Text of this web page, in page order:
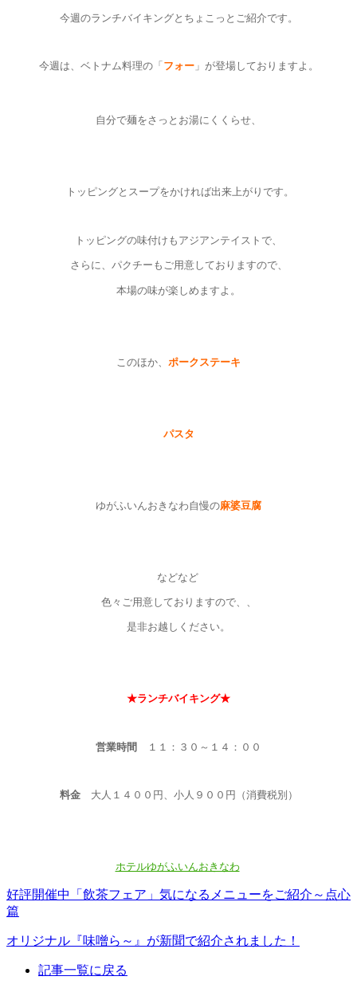
今週のランチバイキングとちょこっとご紹介です。
今週は、ベトナム料理の「 フォー」が登場しておりますよ。
自分で麺をさっとお湯にくくらせ、
トッピングとスープをかければ出来上がりです。
トッピングの味付けもアジアンテイストで、
さらに、パクチーもご用意しておりますので、
本場の味が楽しめますよ。
このほか、 ポークステーキ
パスタ
ゆがふいんおきなわ自慢の麻婆豆腐
などなど
色々ご用意しておりますので、、
是非お越しください。
★ランチバイキング★
営業時間 １１：３０～１４：００
料金大人１４００円、小人９００円（消費税別）
ホテルゆがふいんおきなわ
好評開催中「飲茶フェア」気になるメニューをご紹介～点心
篇
オリジナル『味噌ら～』が新聞で紹介されました！
記事一覧に戻る